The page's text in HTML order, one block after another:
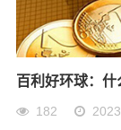
百利好环球：
182